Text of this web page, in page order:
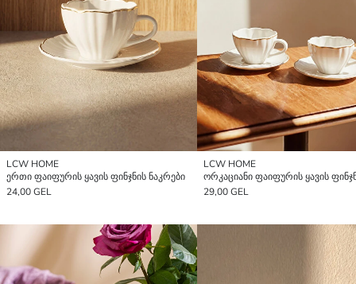
LCW HOME
ერთი ფაიფურის ყავის ფინჯნის ნაკრები
24,00 GEL
LCW HOME
29,00 GEL